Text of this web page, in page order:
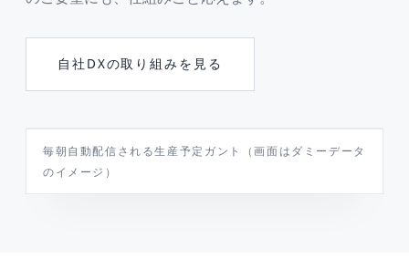
自社DXの取り組みを見る
PRODUCTION GANTT（ダミーデータ）
TODAY
毎朝自動配信される生産予定ガント（画面はダミーデータ
のイメージ）